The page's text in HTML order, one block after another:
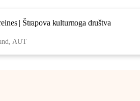
| Štrapova kulturnoga društva
AUT